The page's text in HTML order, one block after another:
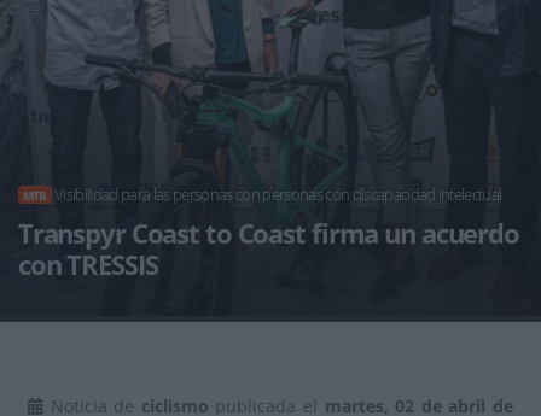
MTB Visibilidad para las personas con personas con discapacidad intelectual
Transpyr Coast to Coast firma un acuerdo
con TRESSIS
Noticia de ciclismo publicada el martes, 02 de abril de